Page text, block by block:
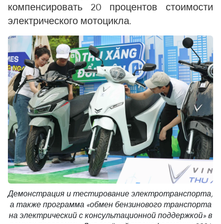
компенсировать 20 процентов стоимости
электрического мотоцикла.
Демонстрация и тестирование электротранспорта,
а также программа «обмен бензинового транспорта
на электрический с консультационной поддержкой» в